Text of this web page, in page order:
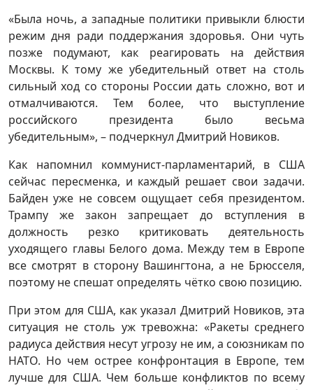
«Была ночь, а западные политики привыкли блюсти
режим дня ради поддержания здоровья. Они чуть
позже подумают, как реагировать на действия
Москвы. К тому же убедительный ответ на столь
сильный ход со стороны России дать сложно, вот и
отмалчиваются. Тем более, что выступление
российского президента было весьма
убедительным», – подчеркнул Дмитрий Новиков.
Как напомнил коммунист-парламентарий, в США
сейчас пересменка, и каждый решает свои задачи.
Байден уже не совсем ощущает себя президентом.
Трампу же закон запрещает до вступления в
должность резко критиковать деятельность
уходящего главы Белого дома. Между тем в Европе
все смотрят в сторону Вашингтона, а не Брюсселя,
поэтому не спешат определять чётко свою позицию.
При этом для США, как указал Дмитрий Новиков, эта
ситуация не столь уж тревожна: «Ракеты среднего
радиуса действия несут угрозу не им, а союзникам по
НАТО. Но чем острее конфронтация в Европе, тем
лучше для США. Чем больше конфликтов по всему